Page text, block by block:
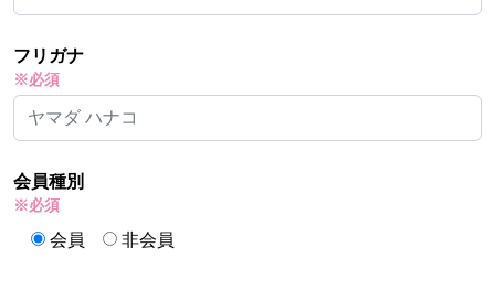
フリガナ
※必須
会員種別
※必須
会員 非会員